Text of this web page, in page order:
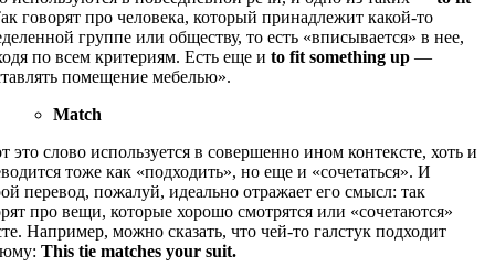
говорят про человека, который принадлежит какой-то
группе или обществу, то есть «вписывается» в нее,
по всем критериям. Есть еще иto fit something up―
помещение мебелью».
Match
это слово используется в совершенно ином контексте, хоть и
тоже как «подходить», но еще и «сочетаться». И
перевод, пожалуй, идеально отражает его смысл: так
про вещи, которые хорошо смотрятся или «сочетаются»
Например, можно сказать, что чей-то галстук подходит
This tie matches your suit.